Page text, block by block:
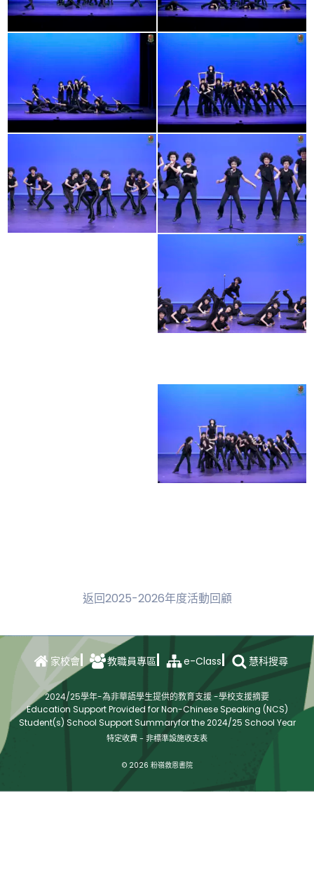
返回2025-2026年度活動回顧
家校會 教職員專區 e-Class 慧科搜尋
2024/25學年-為非華語學生提供的教育支援 -學校支援摘要
Education Support Provided for Non-Chinese Speaking (NCS)
Student(s) School Support Summaryfor the 2024/25 School Year
特定收費 - 非標準設施收支表
© 2026 粉嶺救恩書院